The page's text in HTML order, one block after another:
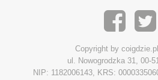
Copyright by
ul. Nowogrodzka 31, 00-
NIP: 1182006143, KRS: